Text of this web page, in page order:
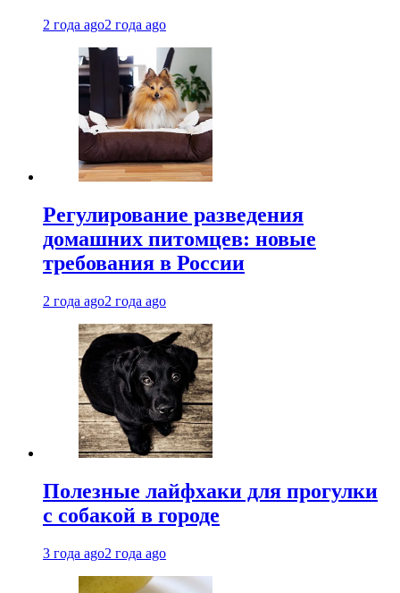
2 года ago2 года ago
Регулирование разведения
домашних питомцев: новые
требования в России
2 года ago2 года ago
Полезные лайфхаки для прогулки
с собакой в городе
3 года ago2 года ago